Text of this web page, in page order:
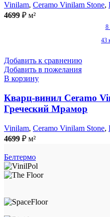
Vinilam, Ceramo Vinilam Stone,
4699 ₽ м²
8
43
Добавить к сравнению
Добавить в пожелания
В корзину
Кварц-винил Ceramo
Греческий Мрамор
Vinilam, Ceramo Vinilam Stone,
4699 ₽ м²
Белтермо